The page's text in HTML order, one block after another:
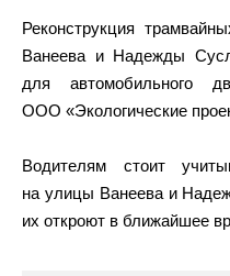
Реконструкция
Ванеева и Надежды
для автомобильного
ООО «Экологические
Водителям стоит
на улицы Ванеева и
их откроют в ближайшее